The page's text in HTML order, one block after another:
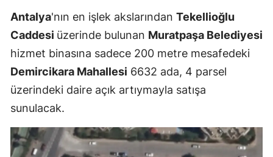
Antalya'nın en işlek akslarından Tekellioğlu
Caddesi üzerinde bulunan Muratpaşa Belediyesi
hizmet binasına sadece 200 metre mesafedeki
Demircikara Mahallesi 6632 ada, 4 parsel
üzerindeki daire açık artıymayla satışa
sunulacak.